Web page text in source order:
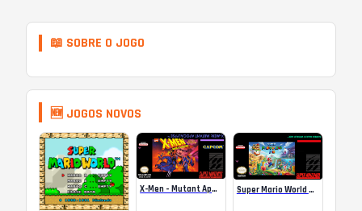
📖 SOBRE O JOGO
🆕 JOGOS NOVOS
X-Men – Mutant Apocalypse Rebalanced Online Super Mario World Mix Online